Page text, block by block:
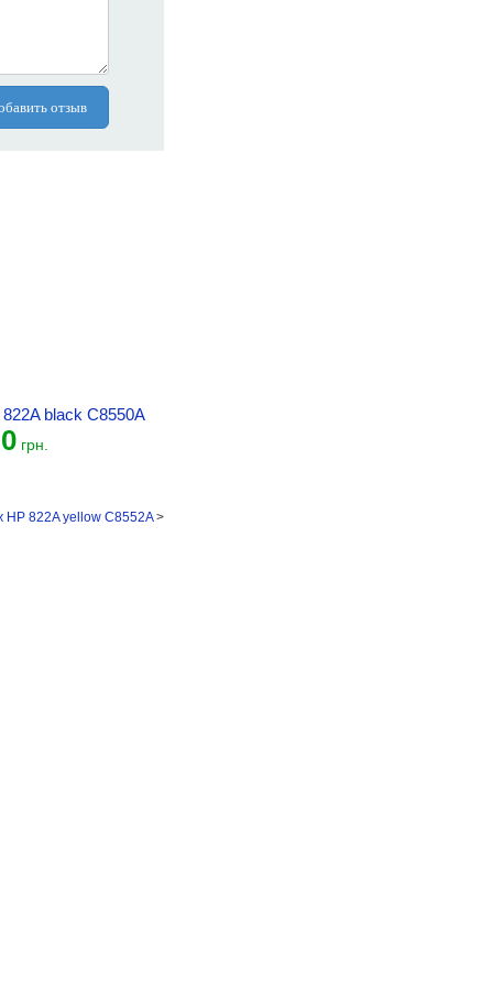
отзыв
black C8550A
0грн.
HP 822A yellow C8552A>